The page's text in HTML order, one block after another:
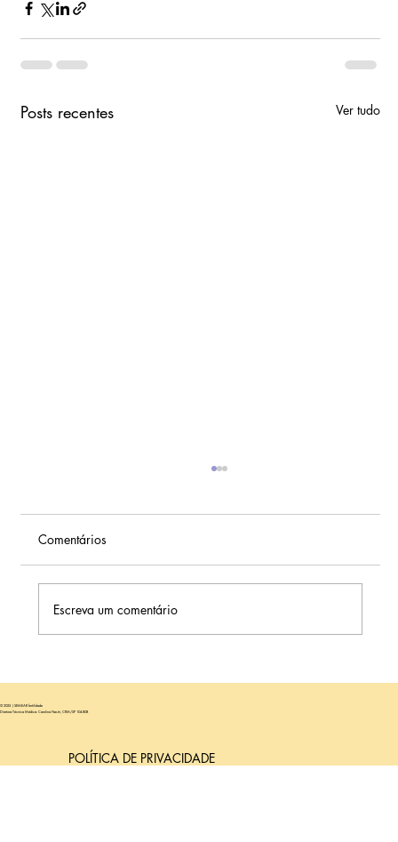
Posts recentes Ver tudo
Embriões?
Comentários
Escreva um comentário
© 2025 | SEMEAR fertilidade
Diretora Técnica Médica: Carolina Nastri, CRM/SP 104.808
POLÍTICA DE PRIVACIDADE